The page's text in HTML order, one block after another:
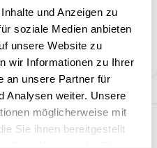
und Anzeigen zu
soziale Medien anbieten
unsere Website zu
wir Informationen zu Ihrer
an unsere Partner für
Analysen weiter. Unsere
möglicherweise mit
Sie ihnen bereitgestellt